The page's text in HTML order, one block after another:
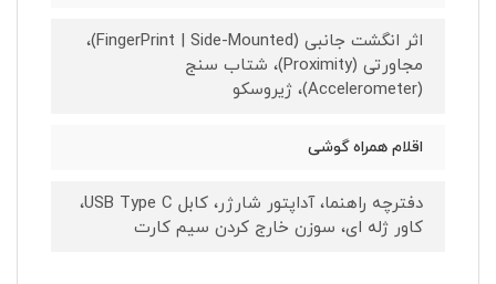
اثر انگشت جانبی (FingerPrint | Side-Mounted)،
مجاورتی (Proximity)، شتاب سنج
(Accelerometer)، ژیروسکو
اقلام همراه گوشی
دفترچه‌ راهنما، آداپتور شارژر، کابل USB Type C،
کاور ژله ای، سوزن خارج کردن سیم کارت